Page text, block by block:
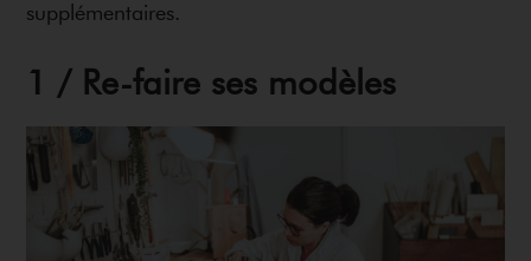
supplémentaires.
1 / Re-faire ses modèles